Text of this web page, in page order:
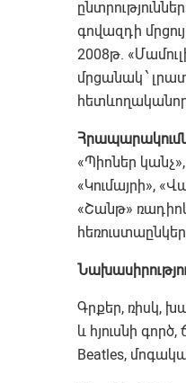
գովազդի
2008թ.
մրցանակ ՝
«Պիոներ
«Կումայրի»,
«Շանթ»
Գրքեր, ռիսկ,
և հյուսնի
Beatles,